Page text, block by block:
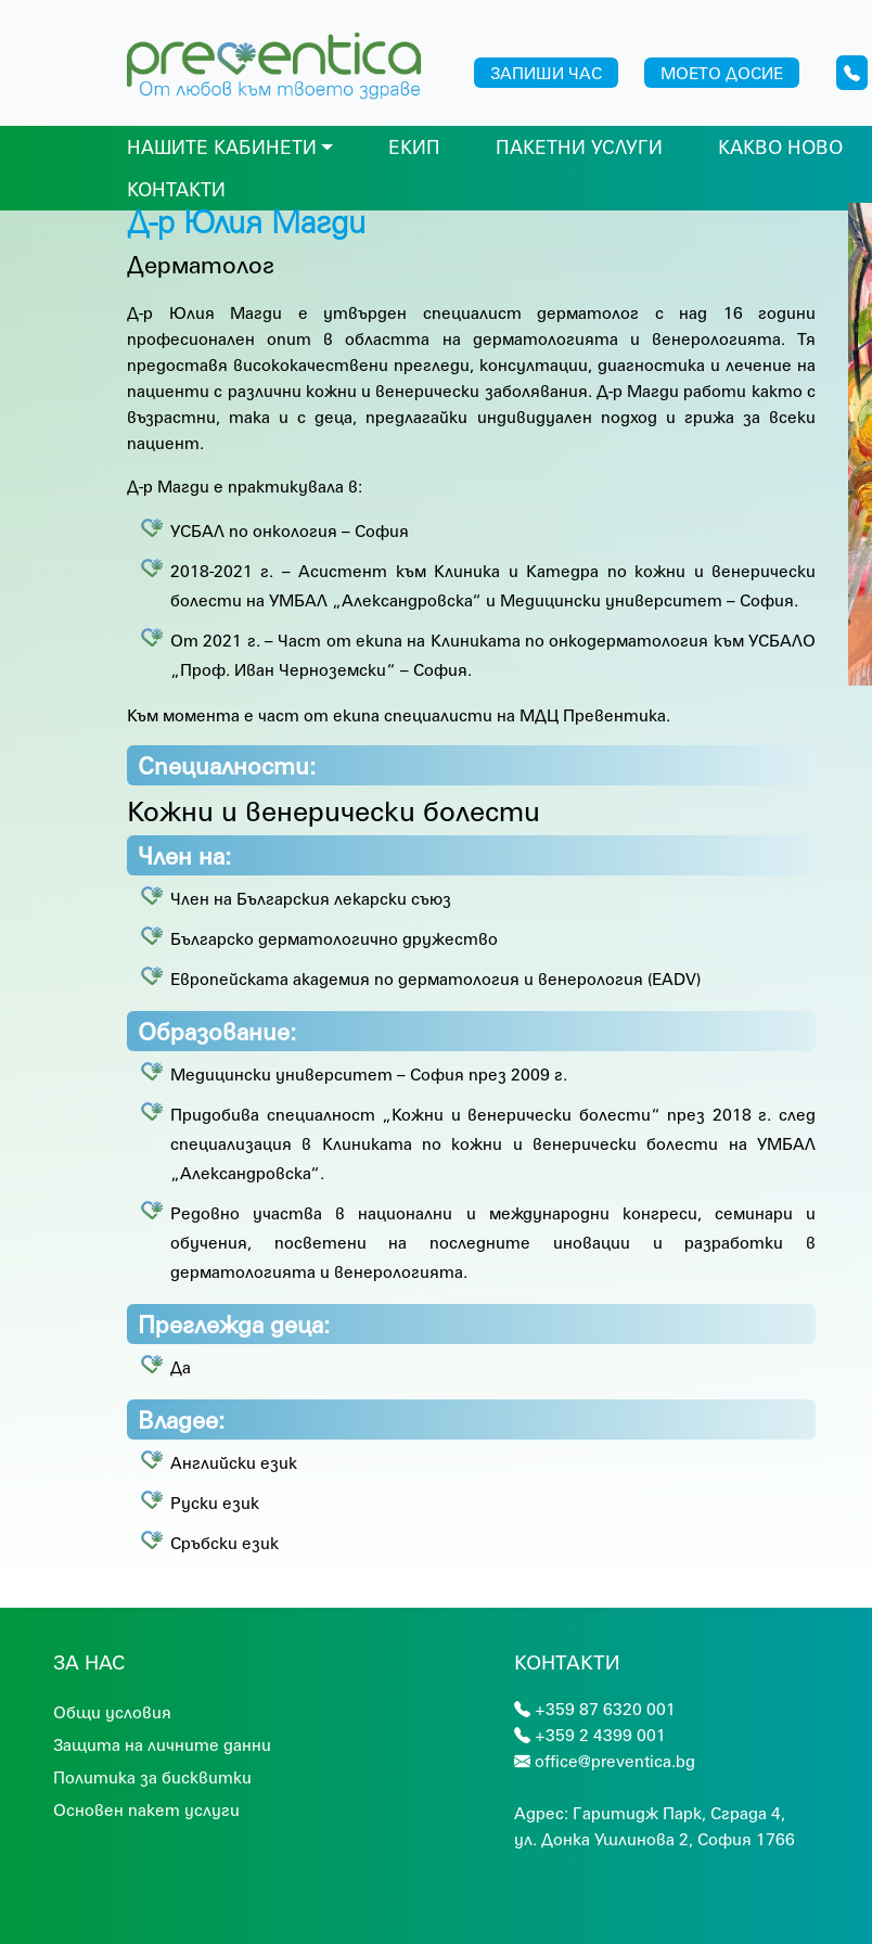
ЗАПИШИ ЧАС МОЕТО ДОСИЕ
НАШИТЕ КАБИНЕТИ ЕКИП ПАКЕТНИ УСЛУГИ КАКВО НОВО
КОНТАКТИ
Д-р Юлия Магди
Дерматолог
Д-р Юлия Магди е утвърден специалист дерматолог с над 16 години
професионален опит в областта на дерматологията и венерологията. Тя
предоставя висококачествени прегледи, консултации, диагностика и лечение на
пациенти с различни кожни и венерически заболявания. Д-р Магди работи както с
възрастни, така и с деца, предлагайки индивидуален подход и грижа за всеки
пациент.
Д-р Магди е практикувала в:
УСБАЛ по онкология – София
2018-2021 г. – Асистент към Клиника и Катедра по кожни и венерически
болести на УМБАЛ „Александровска“ и Медицински университет – София.
От 2021 г. – Част от екипа на Клиниката по онкодерматология към УСБАЛО
„Проф. Иван Черноземски“ – София.
Към момента е част от екипа специалисти на МДЦ Превентика.
Специалности:
Кожни и венерически болести
Член на:
Член на Българския лекарски съюз
Българско дерматологично дружество
Европейската академия по дерматология и венерология (EADV)
Образование:
Медицински университет – София през 2009 г.
Придобива специалност „Кожни и венерически болести“ през 2018 г. след
специализация в Клиниката по кожни и венерически болести на УМБАЛ
„Александровска“.
Редовно участва в национални и международни конгреси, семинари и
обучения, посветени на последните иновации и разработки в
дерматологията и венерологията.
Преглежда деца:
Да
Владее:
Английски език
Руски език
Сръбски език
ЗА НАС
Общи условия
Защита на личните данни
Политика за бисквитки
Основен пакет услуги
КОНТАКТИ
+359 87 6320 001
+359 2 4399 001
office@preventica.bg
Адрес: Гaритидж Парк, Сграда 4,
ул. Донка Ушлинова 2, София 1766